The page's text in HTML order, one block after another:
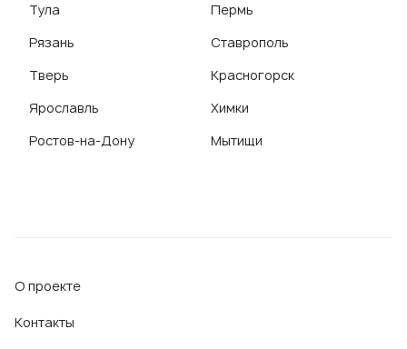
Тула
Рязань
Тверь
Ярославль
Ростов-на-Дону
Пермь
Ставрополь
Красногорск
Химки
Мытищи
О проекте
Контакты